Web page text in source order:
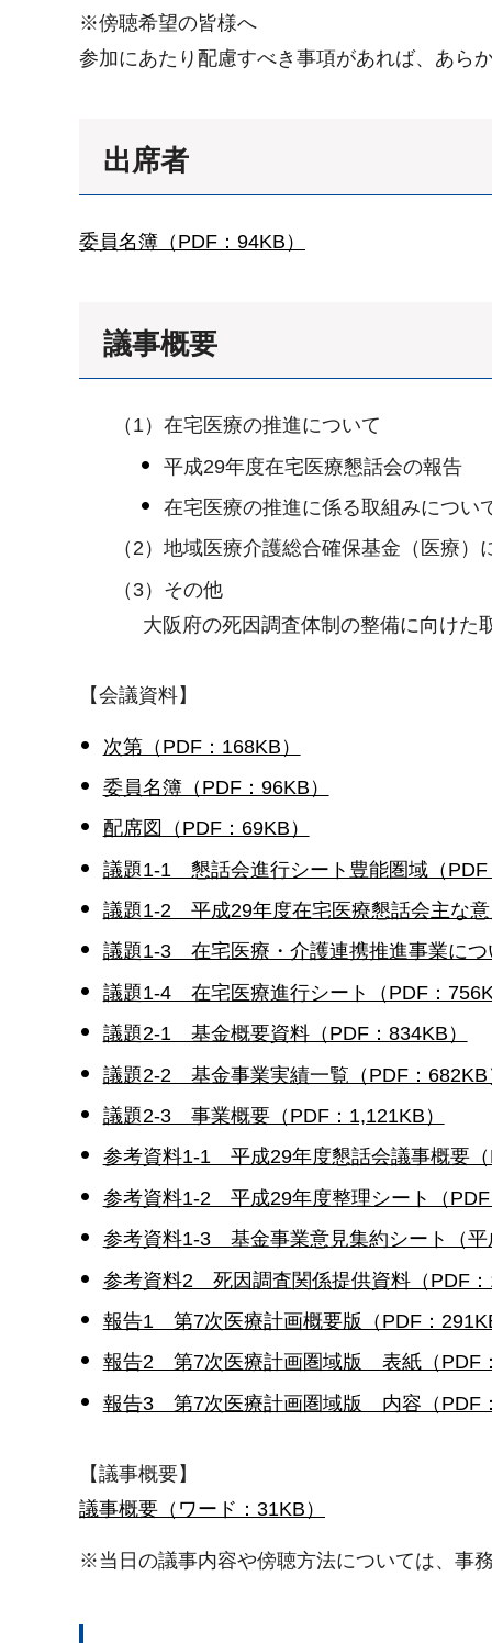
※傍聴希望の皆様へ
参加にあたり配慮すべき事項があれば、あら
出席者
委員名簿（PDF：94KB）
議事概要
（1）在宅医療の推進について
平成29年度在宅医療懇話会の報告
在宅医療の推進に係る取組みについ
（2）地域医療介護総合確保基金（医療）
（3）その他
大阪府の死因調査体制の整備に向けた
【会議資料】
次第（PDF：168KB）
委員名簿（PDF：96KB）
配席図（PDF：69KB）
議題1-1 懇話会進行シート豊能圏域（PDF
議題1-2 平成29年度在宅医療懇話会主な
議題1-3 在宅医療・介護連携推進事業に
議題1-4 在宅医療進行シート（PDF：
議題2-1 基金概要資料（PDF：834KB）
議題2-2 基金事業実績一覧（PDF：682KB
議題2-3 事業概要（PDF：1,121KB）
参考資料1-1 平成29年度懇話会議事概要
参考資料1-2 平成29年度整理シート（
参考資料1-3 基金事業意見集約シート（
参考資料2 死因調査関係提供資料（PDF
報告1 第7次医療計画概要版（PDF：
報告2 第7次医療計画圏域版 表紙（PDF
報告3 第7次医療計画圏域版 内容（PDF
【議事概要】
議事概要（ワード：31KB）
※当日の議事内容や傍聴方法については、事